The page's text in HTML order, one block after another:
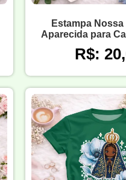
Estampa
Aparecida para
R$: